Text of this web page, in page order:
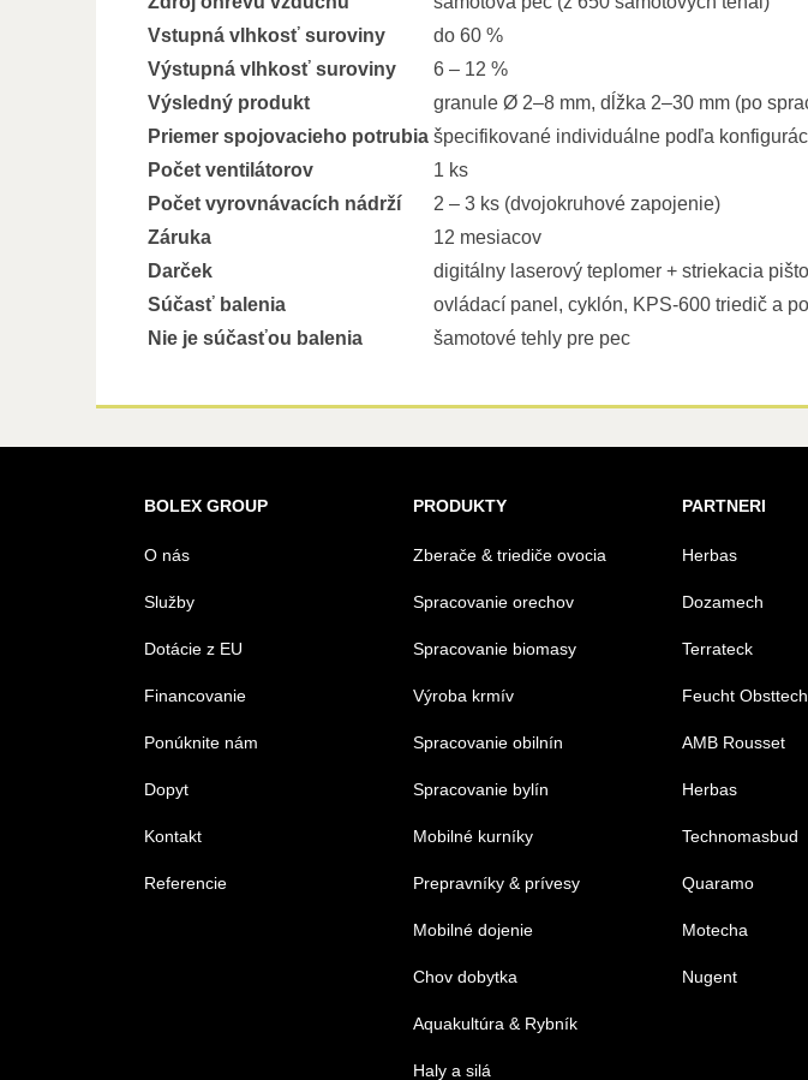
Vstupná vlhkosť suroviny
do 60 %
Výstupná vlhkosť suroviny
6 – 12 %
Výsledný produkt
granule Ø 2–8 mm, dĺžka 2–30 mm (po
Priemer spojovacieho potrubia špecifikované individuálne podľa
Počet ventilátorov
1 ks
Počet vyrovnávacích nádrží
2 – 3 ks (dvojokruhové zapojenie)
Záruka
12 mesiacov
Darček
digitálny laserový teplomer + striekacia
Súčasť balenia
ovládací panel, cyklón, KPS-600 triedič a
Nie je súčasťou balenia
šamotové tehly pre pec
BOLEX GROUP
O nás
Služby
Dotácie z EU
Financovanie
Ponúknite nám
Dopyt
Kontakt
Referencie
PRODUKTY
Zberače & triediče ovocia
Spracovanie orechov
Spracovanie biomasy
Výroba krmív
Spracovanie obilnín
Spracovanie bylín
Mobilné kurníky
Prepravníky & prívesy
Mobilné dojenie
Chov dobytka
Aquakultúra & Rybník
Haly a silá
PARTNERI
Herbas
Dozamech
Terrateck
Feucht
AMB Rousset
Herbas
Technomasbud
Quaramo
Motecha
Nugent